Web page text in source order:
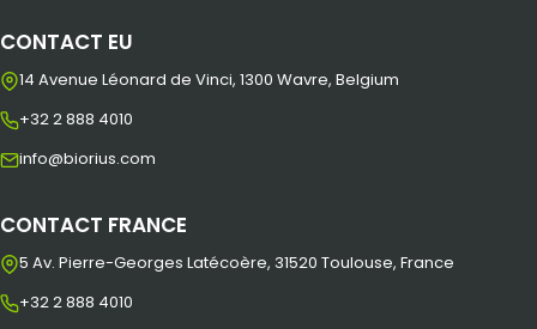
CONTACT EU
14 Avenue Léonard de Vinci, 1300 Wavre, Belgium
+32 2 888 4010
info@biorius.com
CONTACT FRANCE
5 Av. Pierre-Georges Latécoère, 31520 Toulouse, France
+32 2 888 4010